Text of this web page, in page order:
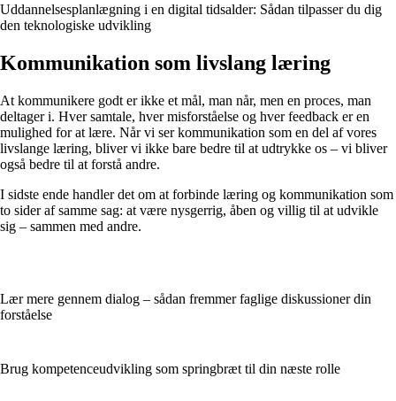
Uddannelsesplanlægning i en digital tidsalder: Sådan tilpasser du dig
den teknologiske udvikling
Kommunikation som livslang læring
At kommunikere godt er ikke et mål, man når, men en proces, man
deltager i. Hver samtale, hver misforståelse og hver feedback er en
mulighed for at lære. Når vi ser kommunikation som en del af vores
livslange læring, bliver vi ikke bare bedre til at udtrykke os – vi bliver
også bedre til at forstå andre.
I sidste ende handler det om at forbinde læring og kommunikation som
to sider af samme sag: at være nysgerrig, åben og villig til at udvikle
sig – sammen med andre.
Lær mere gennem dialog – sådan fremmer faglige diskussioner din
forståelse
Brug kompetenceudvikling som springbræt til din næste rolle